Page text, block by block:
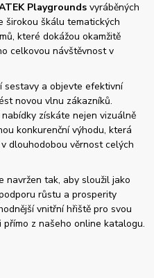
Playgrounds vyráběných
širokou škálu tematických
které dokážou okamžitě
celkovou návštěvnost v
sestavy a objevte efektivní
novou vlnu zákazníků.
získáte nejen vizuálně
konkurenční výhodu, která
dlouhodobou věrnost celých
navržen tak, aby sloužil jako
růstu a prosperity
vnitřní hřiště pro svou
z našeho online katalogu.